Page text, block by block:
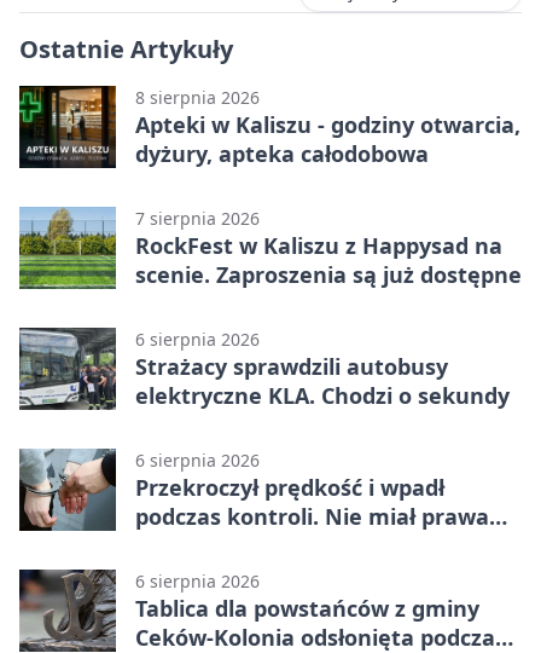
Ostatnie Artykuły
8 sierpnia 2026
Apteki w Kaliszu - godziny otwarcia,
dyżury, apteka całodobowa
7 sierpnia 2026
RockFest w Kaliszu z Happysad na
scenie. Zaproszenia są już dostępne
6 sierpnia 2026
Strażacy sprawdzili autobusy
elektryczne KLA. Chodzi o sekundy
6 sierpnia 2026
Przekroczył prędkość i wpadł
podczas kontroli. Nie miał prawa
6 sierpnia 2026
Tablica dla powstańców z gminy
Ceków-Kolonia odsłonięta podczas